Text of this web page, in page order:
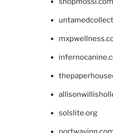
solslite.org